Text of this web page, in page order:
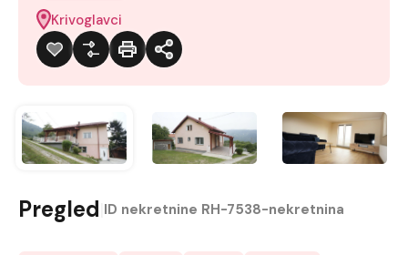
Krivoglavci
Pregled ID nekretnine RH-7538-nekretnina